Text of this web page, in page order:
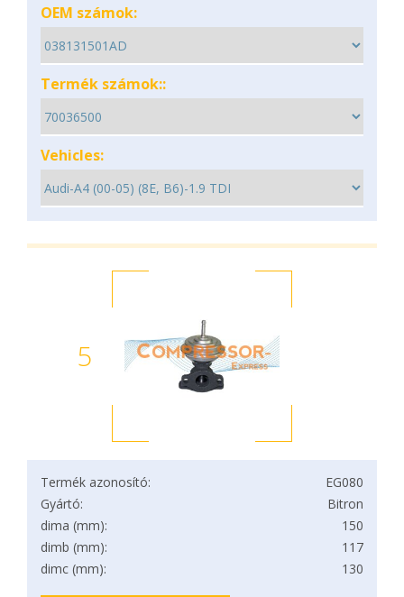
OEM számok:
Termék számok::
Vehicles:
5
Termék azonosító:
EG080
Gyártó:
Bitron
dima (mm):
150
dimb (mm):
117
dimc (mm):
130